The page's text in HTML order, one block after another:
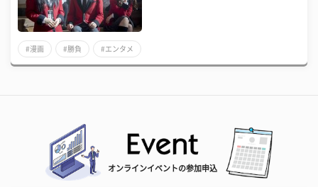
#漫画 #勝負 #エンタメ
オンラインイベントの参加申込